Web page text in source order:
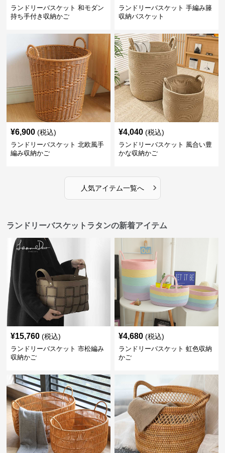
ランドリーバスケット 和モダン
持ち手付き収納かご
ランドリーバスケット 手編み籐
収納バスケット
¥6,900 (税込)
ランドリーバスケット 北欧風手
編み収納かご
¥4,040 (税込)
ランドリーバスケット 風合い豊
かな収納かご
人気アイテム一覧へ ›
ランドリーバスケットラタンの新着アイテム
¥15,760 (税込)
ランドリーバスケット 市松編み
収納かご
¥4,680 (税込)
ランドリーバスケット 虹色収納
かご